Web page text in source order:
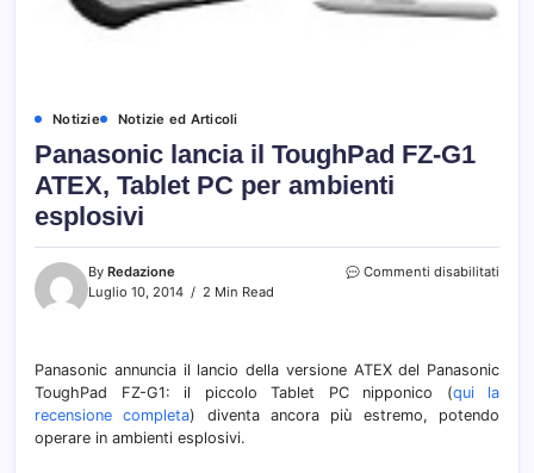
Notizie Notizie ed Articoli
Panasonic lancia il ToughPad FZ-G1
ATEX, Tablet PC per ambienti
esplosivi
By Redazione
Luglio 10, 2014
2 Min Read
Commenti disabilitati
FZ-
G1
Panasonic annuncia il lancio della versione ATEX del Panasonic
ToughPad FZ-G1: il piccolo Tablet PC nipponico (qui la
recensione completa) diventa ancora più estremo, potendo
operare in ambienti esplosivi.